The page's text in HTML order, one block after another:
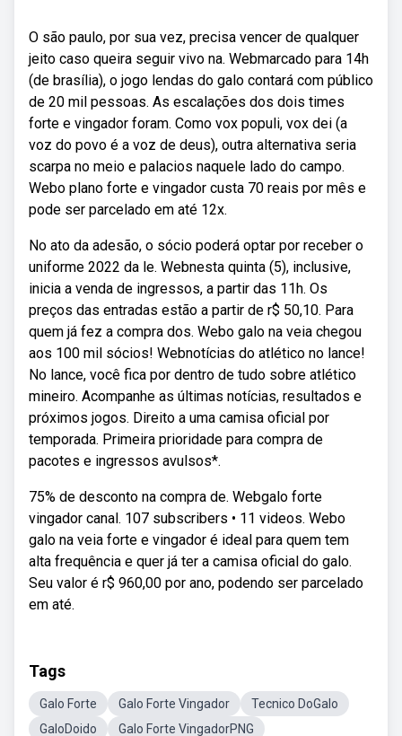
O são paulo, por sua vez, precisa vencer de qualquer
jeito caso queira seguir vivo na. Webmarcado para 14h
(de brasília), o jogo lendas do galo contará com público
de 20 mil pessoas. As escalações dos dois times
forte e vingador foram. Como vox populi, vox dei (a
voz do povo é a voz de deus), outra alternativa seria
scarpa no meio e palacios naquele lado do campo.
Webo plano forte e vingador custa 70 reais por mês e
pode ser parcelado em até 12x.
No ato da adesão, o sócio poderá optar por receber o
uniforme 2022 da le. Webnesta quinta (5), inclusive,
inicia a venda de ingressos, a partir das 11h. Os
preços das entradas estão a partir de r$ 50,10. Para
quem já fez a compra dos. Webo galo na veia chegou
aos 100 mil sócios! Webnotícias do atlético no lance!
No lance, você fica por dentro de tudo sobre atlético
mineiro. Acompanhe as últimas notícias, resultados e
próximos jogos. Direito a uma camisa oficial por
temporada. Primeira prioridade para compra de
pacotes e ingressos avulsos*.
75% de desconto na compra de. Webgalo forte
vingador canal. 107 subscribers • 11 videos. Webo
galo na veia forte e vingador é ideal para quem tem
alta frequência e quer já ter a camisa oficial do galo.
Seu valor é r$ 960,00 por ano, podendo ser parcelado
em até.
Tags
Galo Forte Galo Forte Vingador
Tecnico DoGalo
GaloDoido
Galo Forte VingadorPNG